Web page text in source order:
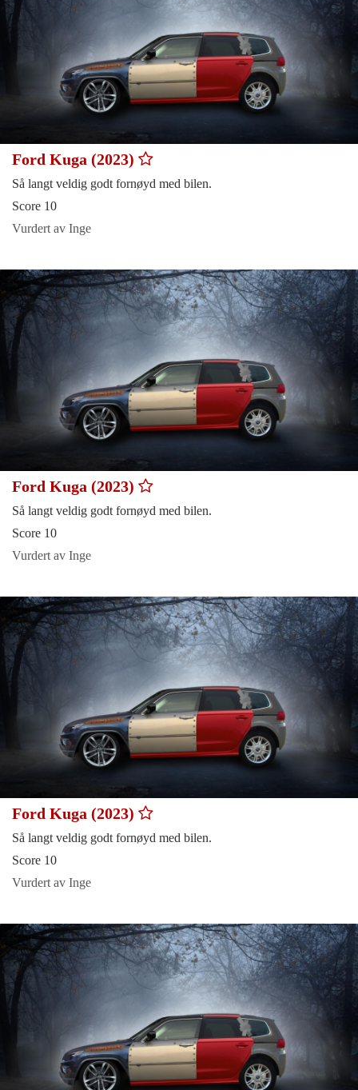
Ford Kuga (2023)
Så langt veldig godt fornøyd med bilen.
Score 10
Vurdert av Inge
Ford Kuga (2023)
Så langt veldig godt fornøyd med bilen.
Score 10
Vurdert av Inge
Ford Kuga (2023)
Så langt veldig godt fornøyd med bilen.
Score 10
Vurdert av Inge